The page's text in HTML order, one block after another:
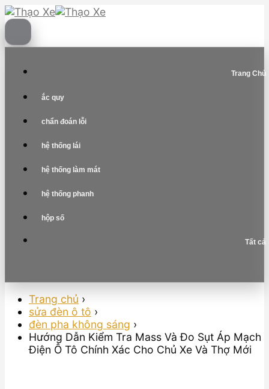
Skip
to
content
Trang Chủ
ắc quy
chẩn đoán lỗi
hệ thống lái
hệ thống làm mát
hệ thống phanh
hộp số
Tất cả
Trang chủ ›
sửa đèn ô tô ›
đèn pha không sáng ›
Hướng Dẫn Kiểm Tra Mass Và Đo Sụt Áp Mạch
Điện Ô Tô Chính Xác Cho Chủ Xe Và Thợ Mới